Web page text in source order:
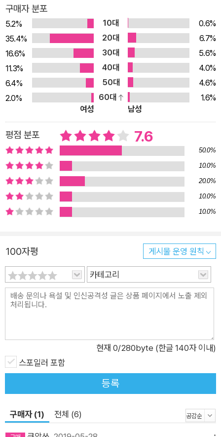
추월당하고 나면 사용할 수 있는 꿈의 연료가 바닥나버릴 텐데 더
이상 [……] 나의 바깥으로 흘러내리는 시간들을 열심히 증류하였
습니다. 나의 2인칭과 3인칭도 연기처럼 빠져나왔습니다. ―「원
소들」 부분 시인의 시를 좀더 자세히 들여다보기 위해서 우린 그
의 시집을 관통한 ‘시간’에 대해 알아볼 필요가 있다. 우리가 살고
있는 시간은 앞으로만 흐르는 시간, 1분이든 1초든 동일한 간격으
로 흐르는 시간, 그래서 1초, 2초…… 살다 보면 어느새 하루하루
가 쌓이는 그런 선형성의 시간이다. 그런데 하재연의 시간은 어쩐
지 수상하다. 이 책에서 시간은 직선형으로 흐르는 것이 아니라,
벌어진 틈으로 흘러내리는 모양새이다. 흘러내리는 시간의 흐름
은 직선의 형태가 아니라 마치 프랙털, 트라이앵글, 삼각형을 그
리는 아이의 손가락처럼 돌고 돌고 도는, 비선형적인 도형의 형태
를 가지고 있는 듯하다. 때문에 이 세계에선 “오래전의 미래”(「화
성의 공전」)라는 단어도 전혀 이상하게 들리지 않는다. 과거의 시
간은 어느새 미래의 꼬리를 잡고, 시간의 고리를 따라 돌다 보면
성의 실현 가능성을 시험하는 시 떨어지는 눈송이의 모양은 완전
하지 않다고 한다. 프랙탈, 당신, 당신, 나, 프랙탈, 너와 나는 불완
전하게 다만 서로를 증식시킨다. 북극의 프랑켄슈타인과 같이, 빙
하에 걸린 구름과 같이 쪼개지는 얼음과, 흩어지는 얼굴과 ―「적
로 남는다. (정삼각형을 계속해서 쌓으면 더 커다란 정삼각형이
만들어진다는 것을 떠올려보자.) 불완전하게 증식된 너와 나는,
서로 다른 시간과 공간에 쌓인 것처럼 완전히 어긋난 형태로 존재
한다. “투명한 우산 하나를 나누어 쓰고/너랑 나는 다른 비를 피
있음에도 우리 위로 쏟아지는 서로 다른 빗방울들이 있다. 아무리
구매자 분포
5.2% 10대
0.6%
35.4%
20대
6.7%
16.6%
30대
5.6%
11.3%
40대
4.0%
6.4%
50대
4.6%
2.0%
60대
1.6%
여성
남성
평점 분포 7.6
50.0%
10.0%
20.0%
10.0%
10.0%
100자평 게시물 운영 원칙
카테고리
현재 0/280byte (한글 140자 이내)
스포일러 포함
등록
구매자 (1) 전체 (6)